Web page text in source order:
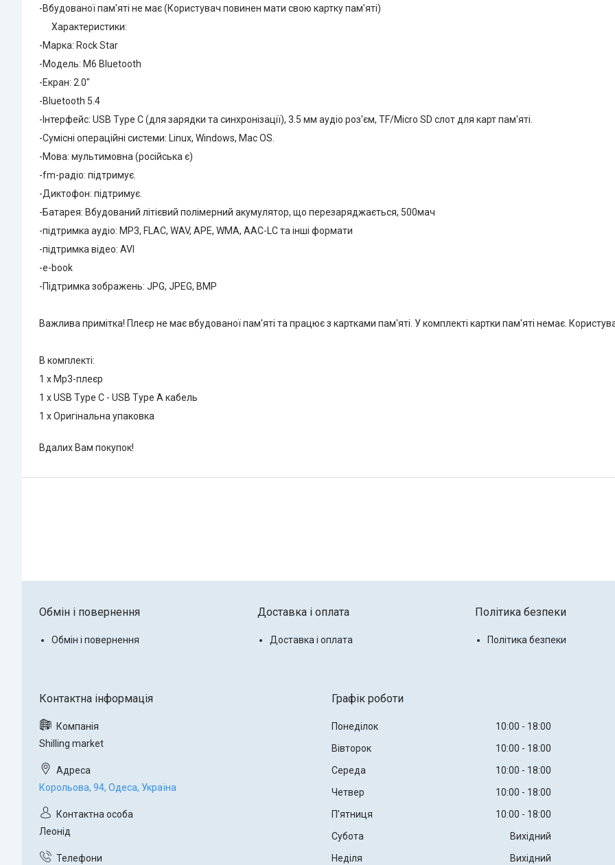
-Вбудованої пам'яті не має (Користувач повинен мати свою картку пам'яті)
Характеристики:
-Марка: Rock Star
-Модель: M6 Bluetooth
-Екран: 2.0"
-Bluetooth 5.4
-Інтерфейс: USB Type C (для зарядки та синхронізації), 3.5 мм аудіо роз'єм, TF/Micro SD слот для карт пам'яті.
-Сумісні операційні системи: Linux, Windows, Mac OS.
-Мова: мультимовна (російська є)
-fm-радіо: підтримує.
-Диктофон: підтримує.
-Батарея: Вбудований літієвий полімерний акумулятор, що перезаряджається, 500мач
-підтримка аудіо: MP3, FLAC, WAV, APE, WMA, AAC-LC та інші формати
-підтримка відео: AVI
-e-book
-Підтримка зображень: JPG, JPEG, BMP
Важлива примітка! Плеєр не має вбудованої пам'яті та працює з картками пам'яті. У комплекті картки пам'яті немає.
В комплекті:
1 х Mp3-плеєр
1 х USB Type C - USB Type A кабель
1 x Оригінальна упаковка
Вдалих Вам покупок!
Обмін і повернення
Обмін і повернення
Доставка і оплата
Доставка і оплата
Політика безпеки
Політика безпеки
Shilling market
Корольова, 94, Одеса, Україна
Леонід
Графік роботи
Понеділок 10:00
18:00
Вівторок
10:00
18:00
Середа
10:00
18:00
Четвер
10:00
18:00
Пʼятниця
10:00
18:00
Субота
Вихідний
Неділя
Вихідний